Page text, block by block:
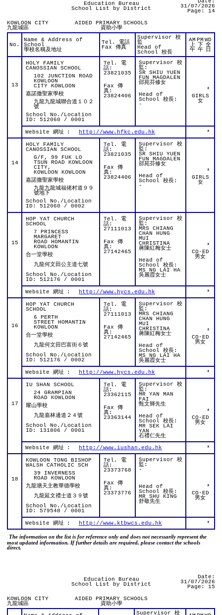
Education Bureau
School List by District
31/07/2026
Page: 14
KOWLOON CITY
九龍城區
AIDED PRIMARY SCHOOLS
資助小學
No.
Name & Address of
School
學校名稱及地址
Tel. 電話
Fax 傳真
Supervisor 校
監
Head of
School 校長
AM
上
午
PM
下
午
WD
全
日
13
HOLY FAMILY
CANOSSIAN SCHOOL
102 JUNCTION ROAD
KOWLOON
CITY KOWLOON
嘉諾撒聖家學校
九龍九龍城聯合道１０２
號
School No./Location
ID: 512060 / 0001
Tel. 電
話:
23821035
Fax 傳
真:
23824406
Supervisor 校
監:
SR SHIU YUEN
FUN MAGDALEN
邵苑芬修女
Head of
School 校長:
-
*
GIRLS
女
Website 網址 : http://www.hfkc.edu.hk *
14
HOLY FAMILY
CANOSSIAN SCHOOL
G/F, 99 FUK LO
TSUN ROAD KOWLOON
CITY,
KOWLOON KOWLOON
嘉諾撒聖家學校
九龍九龍城福佬村道９９
號地下
School No./Location
ID: 512060 / 0002
Tel. 電
話:
23821035
Fax 傳
真:
23824406
Supervisor 校
監:
SR SHIU YUEN
FUN MAGDALEN
邵苑芬修女
Head of
School 校長:
-
*
GIRLS
女
15
HOP YAT CHURCH
SCHOOL
7 PRINCESS
MARGARET
ROAD HOMANTIN
KOWLOON
合一堂學校
九龍何文田公主道七號
School No./Location
ID: 512176 / 0001
Tel. 電
話:
27111013
Fax 傳
真:
27142465
Supervisor 校
監:
MRS CHIANG
CHAN HUNG
MUI
CHRISTINA
蔣陳紅梅女士
Head of
School 校長:
MS NG LAI HA
吳麗霞女士
*
CO-ED
男女
Website 網址 : http://www.hycs.edu.hk *
16
HOP YAT CHURCH
SCHOOL
6 PERTH
STREET HOMANTIN
KOWLOON
合一堂學校
九龍何文田巴富街６號
School No./Location
ID: 512176 / 0002
Tel. 電
話:
27111013
Fax 傳
真:
27142465
Supervisor 校
監:
MRS CHIANG
CHAN HUNG
MUI
CHRISTINA
蔣陳紅梅女士
Head of
School 校長:
MS NG LAI HA
吳麗霞女士
*
CO-ED
男女
Website 網址 : http://www.hycs.edu.hk *
17
IU SHAN SCHOOL
24 GRAMPIAN
ROAD KOWLOON
耀山學校
九龍嘉林邊道２４號
School No./Location
ID: 131806 / 0001
Tel. 電
話:
23362115
Fax 傳
真:
23363144
Supervisor 校
監:
MR YAN MAN
FAI
甄文輝先生
Head of
School 校長:
MR SEK LAI
YAN
石禮仁先生
*
CO-ED
男女
Website 網址 : http://www.iushan.edu.hk *
18
KOWLOON TONG BISHOP
WALSH CATHOLIC SCH
39 INVERNESS
ROAD KOWLOON
九龍塘天主教華德學校
九龍延文禮士道３９號
School No./Location
ID: 579548 / 0001
Tel. 電
話:
23373768
Fax 傳
真:
23373776
Supervisor 校
監:
-
Head of
School 校長:
MR SHU KING
舒敬先生
*
CO-ED
男女
Website 網址 : http://www.ktbwcs.edu.hk *
The information on the list is for reference only and does not necessarily represent the
most updated information. If further details are required, please contact the schools
direct.
Education Bureau
School List by District
Date:
31/07/2026
Page: 15
KOWLOON CITY
九龍城區
AIDED PRIMARY SCHOOLS
資助小學
Supervisor 校